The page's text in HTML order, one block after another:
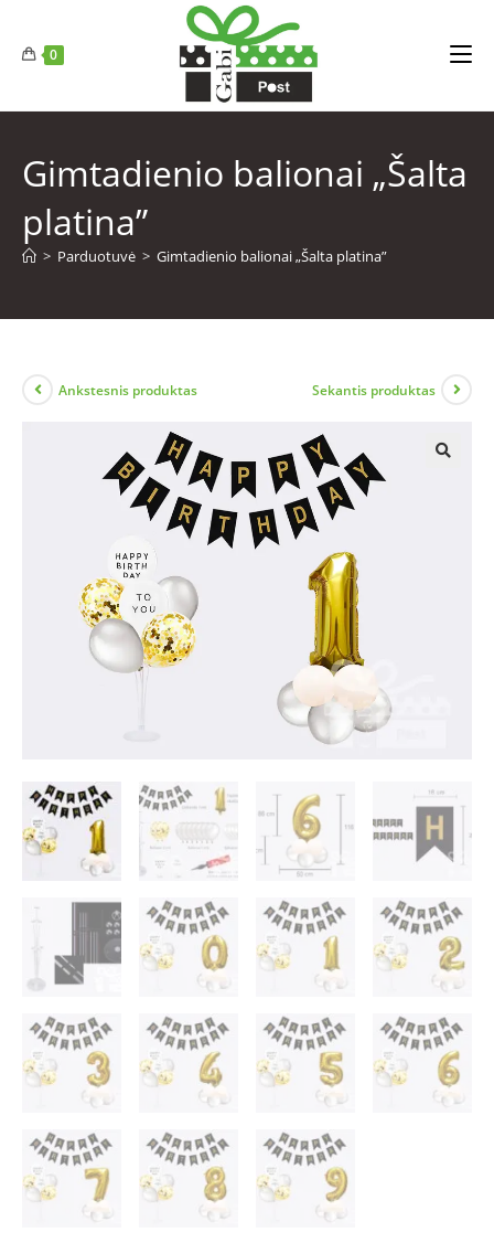
0
Gimtadienio balionai „Šalta
platina”
> Parduotuvė > Gimtadienio balionai „Šalta platina”
Ankstesnis produktas Sekantis produktas